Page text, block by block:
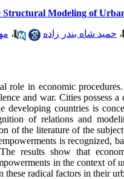
Modeling of
، حمید شاه بندر زاده ،
role in economic
and war. Cities possess a
countries is
of relations and
of the literature of the
is recognized,
results show that
in the context of
radical factors in their